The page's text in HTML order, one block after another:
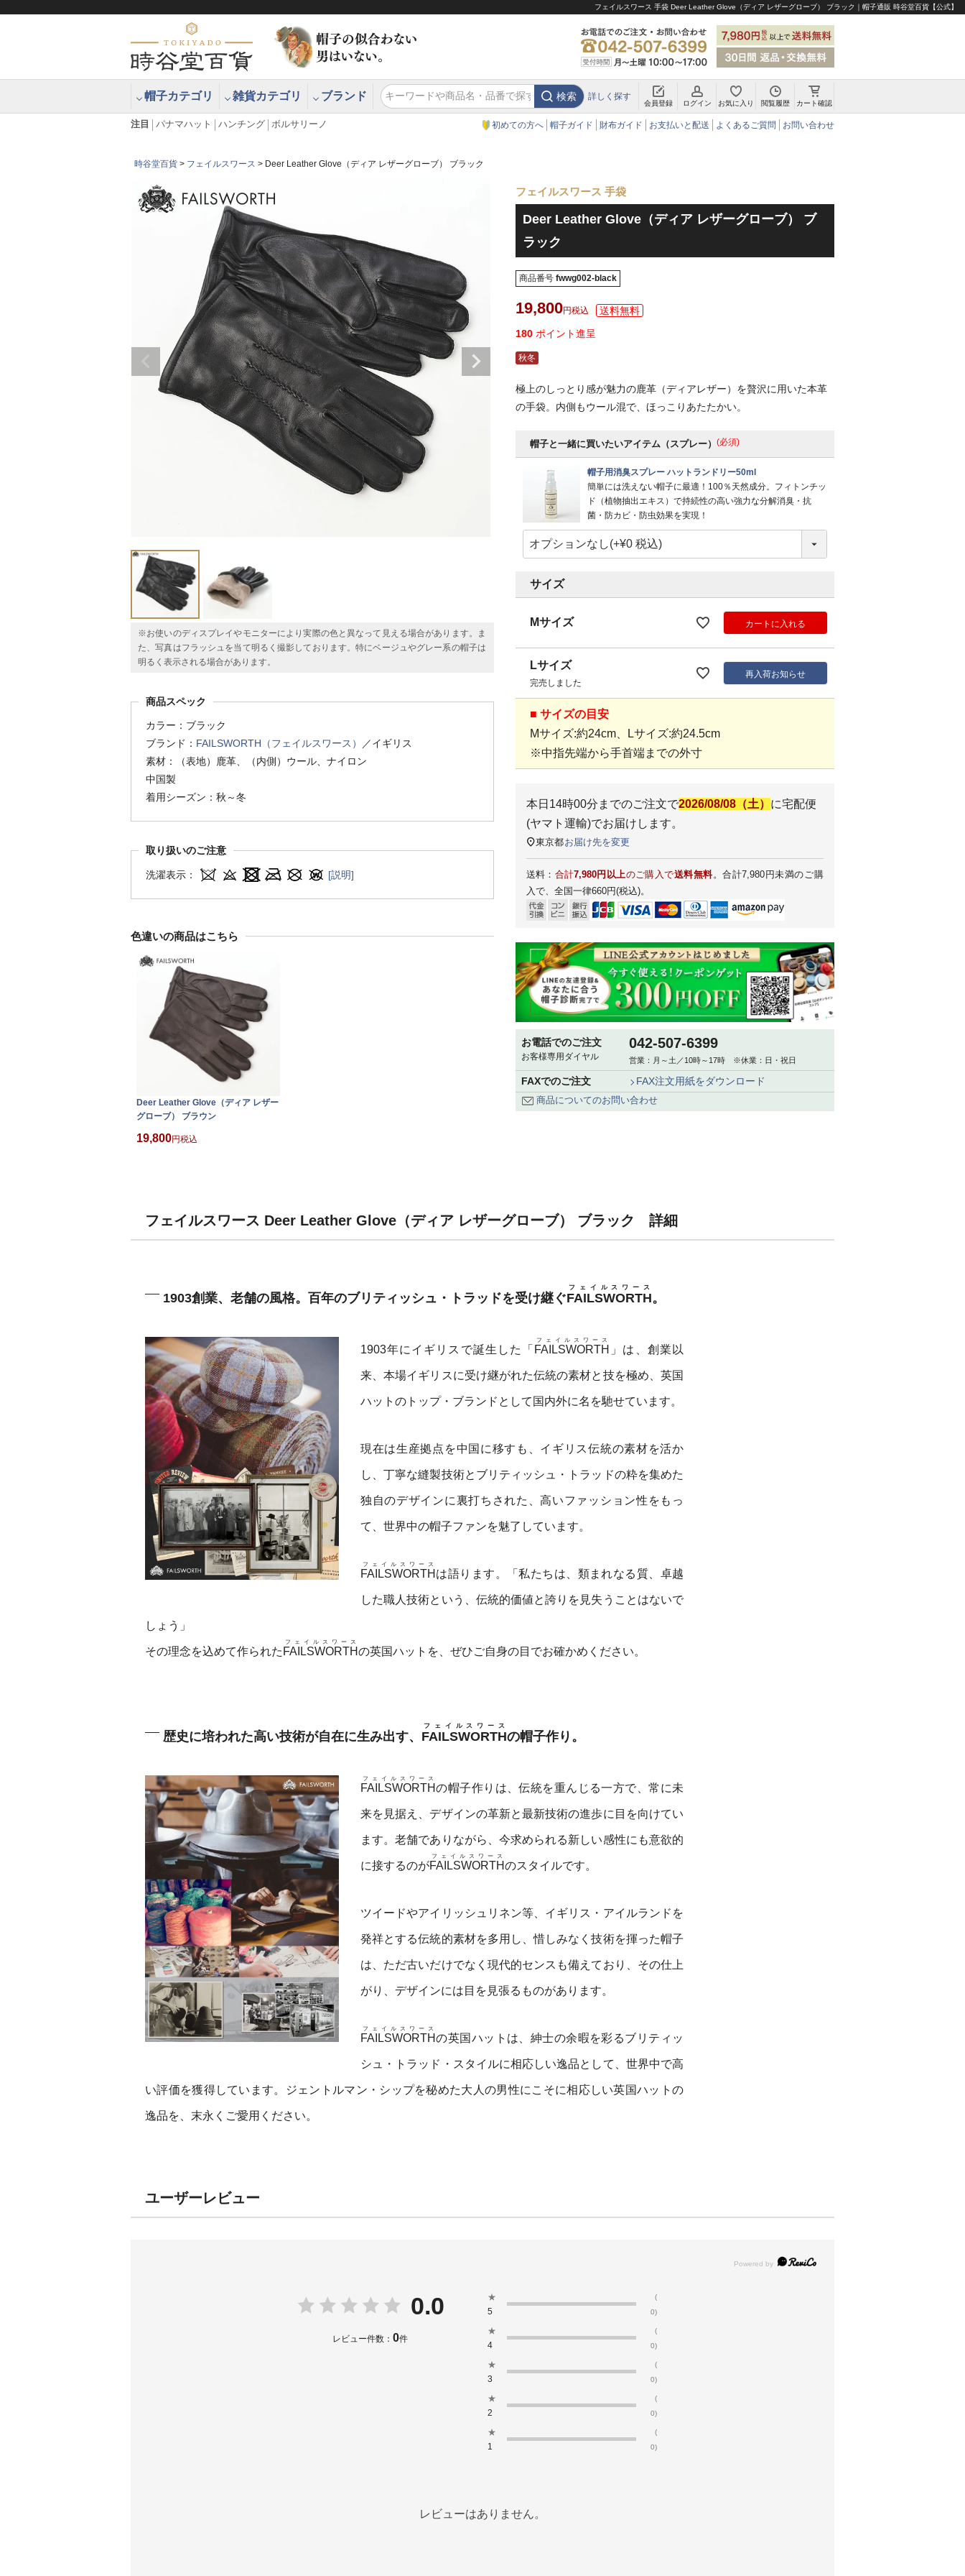
フェイルスワース 手袋 Deer Leather Glove（ディア レザーグローブ） ブラック｜帽子通販 時谷堂百貨【公式】
帽子カテゴリ 雑貨カテゴリ ブランド 検索 詳しく探す
会員登録 ログイン お気に入り 閲覧履歴 カート確認
注目 パナマハット ハンチング ボルサリーノ 初めての方へ 帽子ガイド 財布ガイド お支払いと配送 よくあるご質問 お問い合わせ
時谷堂百貨 フェイルスワース Deer Leather Glove（ディア レザーグローブ） ブラック
※お使いのディスプレイやモニターにより実際の色と異なって見える場合があります。ま
た、写真はフラッシュを当て明るく撮影しております。特にベージュやグレー系の帽子は
明るく表示される場合があります。
商品スペック
カラー：ブラック
ブランド： FAILSWORTH（フェイルスワース）
／イギリス
素材：（表地）鹿革、（内側）ウール、ナイロン
中国製
着用シーズン：秋～冬
取り扱いのご注意
洗濯表示： [説明]
色違いの商品はこちら
Deer Leather Glove（ディア レザー
グローブ） ブラウン
19,800 税込
フェイルスワース 手袋
Deer Leather Glove（ディア レザーグローブ） ブ
ラック
商品番号 fwwg002-black
19,800 税込
180 ポイント進呈
秋冬
極上のしっとり感が魅力の鹿革（ディアレザー）を贅沢に用いた本革
の手袋。内側もウール混で、ほっこりあたたかい。
帽子と一緒に買いたいアイテム（スプレー） (必須)
帽子用消臭スプレー ハットランドリー50ml
簡単には洗えない帽子に最適！100％天然成分。フィトンチッ
ド（植物抽出エキス）で持続性の高い強力な分解消臭・抗
菌・防カビ・防虫効果を実現！
サイズ
Mサイズ カートに入れる
Lサイズ
完売しました
再入荷お知らせ
■ サイズの目安
Mサイズ:約24cm、Lサイズ:約24.5cm
※中指先端から手首端までの外寸
本日 14時00分 までのご注文で2026/08/08（土） に宅配便
(ヤマト運輸)でお届けします。
東京都お届け先を変更
送料： 合計7,980円以上のご購入で送料無料。合計7,980円未満のご購
入で、全国一律660円(税込)。
お電話でのご注文
お客様専用ダイヤル
042-507-6399
営業：月～土／10時～17時 ※休業：日・祝日
FAXでのご注文 FAX注文用紙をダウンロード
商品についてのお問い合わせ
フェイルスワース Deer Leather Glove（ディア レザーグローブ） ブラック 詳細
1903創業、老舗の風格。百年のブリティッシュ・トラッドを受け継ぐFAILSWORTH
フェイルスワース
。
1903年にイギリスで誕生した「 FAILSWORTH
フェイルスワース
」は、創業以
来、本場イギリスに受け継がれた伝統の素材と技を極め、英国
ハットのトップ・ブランドとして国内外に名を馳せています。
現在は生産拠点を中国に移すも、イギリス伝統の素材を活か
し、丁寧な縫製技術とブリティッシュ・トラッドの粋を集めた
独自のデザインに裏打ちされた、高いファッション性をもっ
て、世界中の帽子ファンを魅了しています。
FAILSWORTH
フェイルスワース
は語ります。「私たちは、類まれなる質、卓越
した職人技術という、伝統的価値と誇りを見失うことはないで
しょう」
その理念を込めて作られた FAILSWORTH
フェイルスワース
の英国ハットを、ぜひご自身の目でお確かめください。
歴史に培われた高い技術が自在に生み出す、 FAILSWORTH
フェイルスワース
の帽子作り。
FAILSWORTH
フェイルスワース
の帽子作りは、伝統を重んじる一方で、常に未
来を見据え、デザインの革新と最新技術の進歩に目を向けてい
ます。老舗でありながら、今求められる新しい感性にも意欲的
に接するのがFAILSWORTH
フェイルスワース
のスタイルです。
ツイードやアイリッシュリネン等、イギリス・アイルランドを
発祥とする伝統的素材を多用し、惜しみなく技術を揮った帽子
は、ただ古いだけでなく現代的センスも備えており、その仕上
がり、デザインには目を見張るものがあります。
FAILSWORTH
フェイルスワース
の英国ハットは、紳士の余暇を彩るブリティッ
シュ・トラッド・スタイルに相応しい逸品として、世界中で高
い評価を獲得しています。ジェントルマン・シップを秘めた大人の男性にこそに相応しい英国ハットの
逸品を、末永くご愛用ください。
ユーザーレビュー
0.0
レビュー件数： 0件
★
5
(
0)
★
4
(
0)
★
3
(
0)
★
2
(
0)
★
1
(
0)
レビューはありません。